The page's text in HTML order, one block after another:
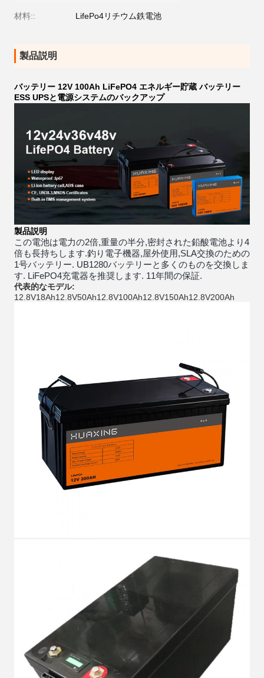
材料:: LifePo4リチウム鉄電池
製品説明
バッテリー 12V 100Ah LiFePO4 エネルギー貯蔵 バッテリー
ESS UPSと電源システムのバックアップ
製品説明
この電池は電力の2倍,重量の半分,密封された鉛酸電池より4
倍も長持ちします.釣り電子機器,屋外使用,SLA交換のための
1号バッテリー. UB1280バッテリーと多くのものを交換しま
す. LiFePO4充電器を推奨します. 11年間の保証.
代表的なモデル:
12.8V18Ah12.8V50Ah12.8V100Ah12.8V150Ah12.8V200Ah